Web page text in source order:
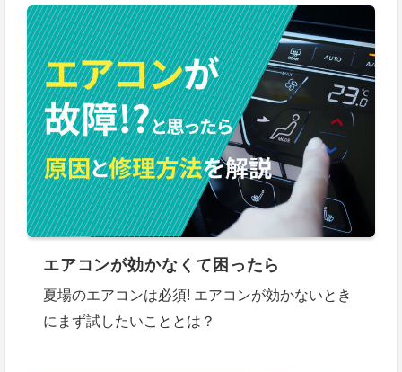
エアコンが効かなくて困ったら
夏場のエアコンは必須! エアコンが効かないとき
にまず試したいこととは？